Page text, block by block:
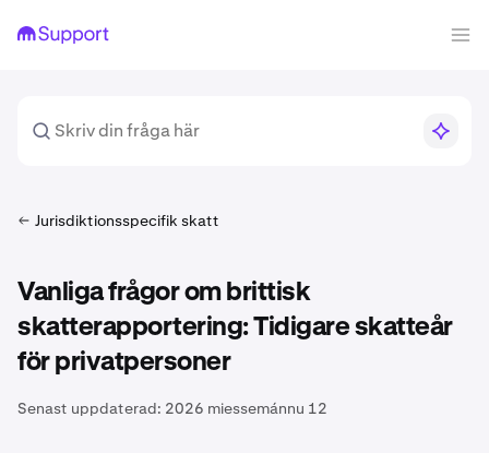
Jurisdiktionsspecifik skatt
Vanliga frågor om brittisk
skatterapportering: Tidigare skatteår
för privatpersoner
Senast uppdaterad: 2026 miessemánnu 12